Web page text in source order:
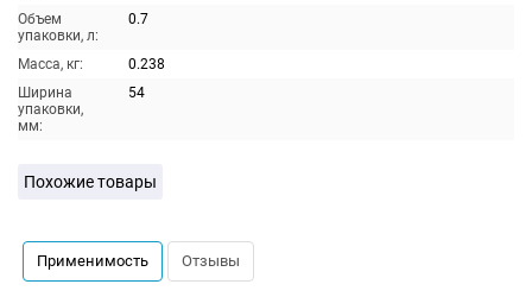
Объем
упаковки, л:
0.7
Масса, кг:
0.238
Ширина
упаковки,
мм:
54
Похожие товары
Применимость Отзывы